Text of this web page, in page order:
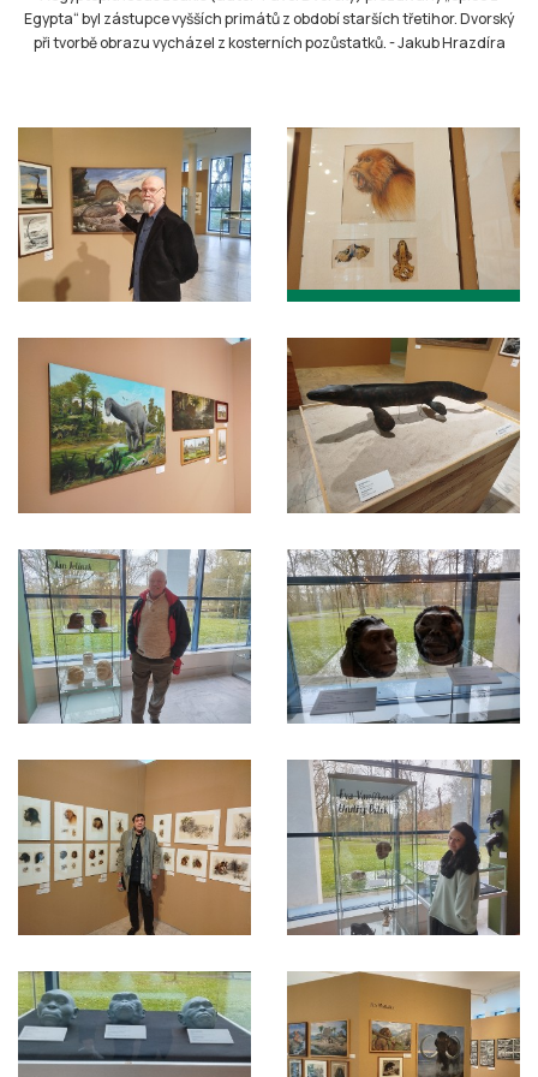
Egypta“ byl zástupce vyšších primátů z období starších třetihor. Dvorský
při tvorbě obrazu vycházel z kosterních pozůstatků.-Jakub Hrazdíra